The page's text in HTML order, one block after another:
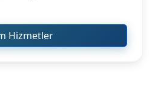
Hizmetler